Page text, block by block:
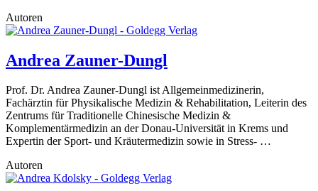
Autoren
Andrea Zauner-Dungl
Prof. Dr. Andrea Zauner-Dungl ist Allgemeinmedizinerin,
Fachärztin für Physikalische Medizin & Rehabilitation, Leiterin des
Zentrums für Traditionelle Chinesische Medizin &
Komplementärmedizin an der Donau-Universität in Krems und
Expertin der Sport- und Kräutermedizin sowie in Stress- …
Autoren